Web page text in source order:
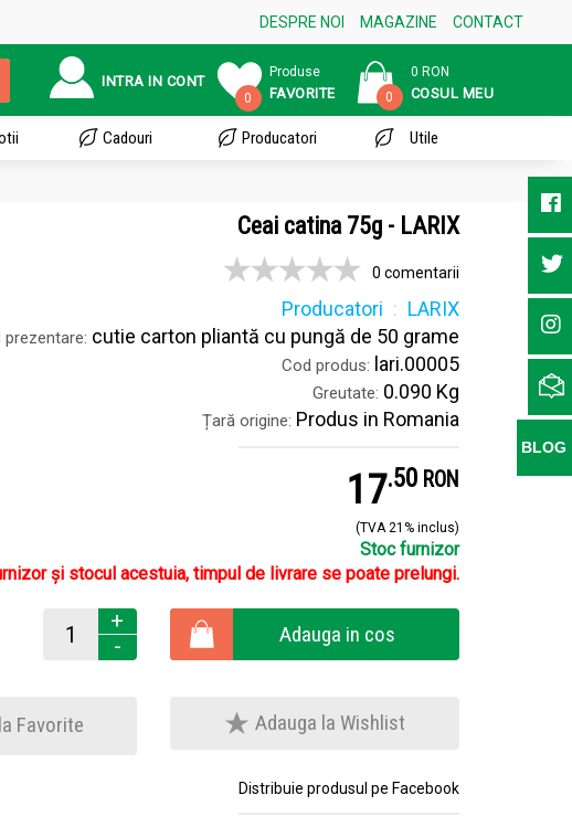
DESPRE NOI MAGAZINE CONTACT
INTRA IN CONT
0
Produse
FAVORITE 0
0 RON
COSUL MEU
Cadouri Producatori Utile
Ceai catina 75g - LARIX
0 comentarii
Producatori LARIX
prezentare: cutie carton pliantă cu pungă de 50 grame
Cod produs: lari.00005
Greutate: 0.090 Kg
Țară origine: Produs in Romania
17.5 RON
(TVA 21% inclus)
Stoc furnizor
și stocul acestuia, timpul de livrare se poate prelungi.
+
-
Adauga in cos
Favorite Adauga la Wishlist
Distribuie produsul pe Facebook
BLOG